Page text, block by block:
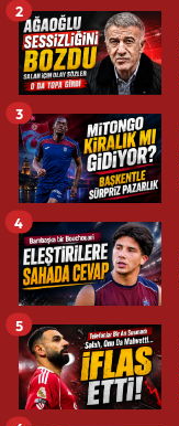
2
3
4
5